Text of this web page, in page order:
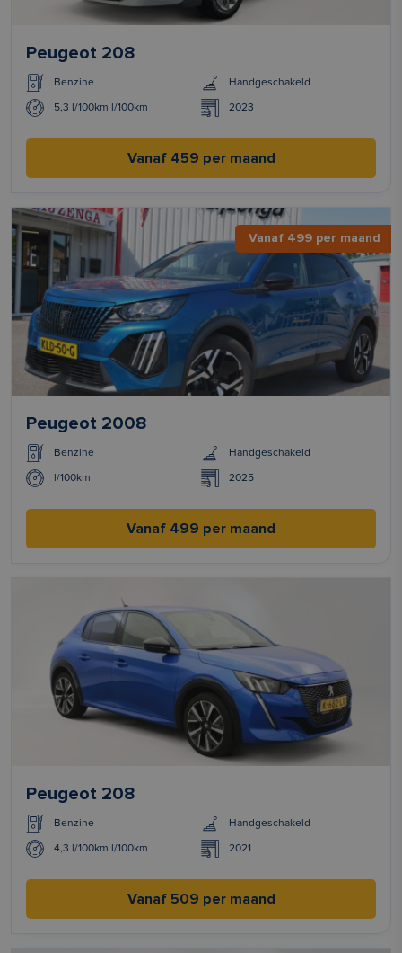
Peugeot 208
Benzine Handgeschakeld
5,3 l/100km l/100km 2023
Vanaf 459 per maand
Vanaf 499 per maand
Peugeot 2008
Benzine Handgeschakeld
l/100km 2025
Vanaf 499 per maand
Peugeot 208
Benzine Handgeschakeld
4,3 l/100km l/100km 2021
Vanaf 509 per maand